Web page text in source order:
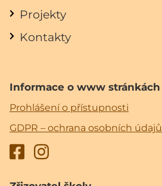
Projekty
Kontakty
Informace o www stránkách
Prohlášení o přístupnosti
GDPR – ochrana osobních údajů